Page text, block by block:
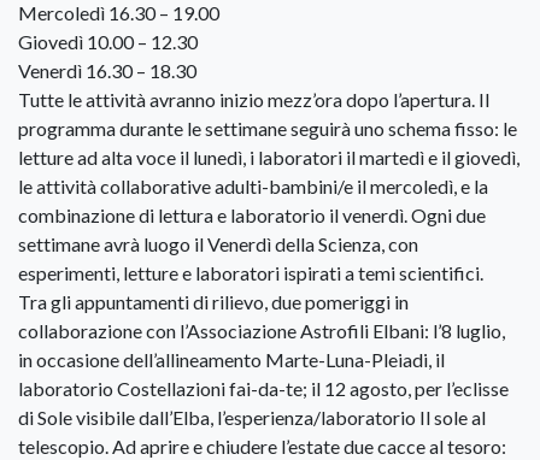
Mercoledì 16.30 – 19.00
Giovedì 10.00 – 12.30
Venerdì 16.30 – 18.30
Tutte le attività avranno inizio mezz’ora dopo l’apertura. Il
programma durante le settimane seguirà uno schema fisso: le
letture ad alta voce il lunedì, i laboratori il martedì e il giovedì,
le attività collaborative adulti-bambini/e il mercoledì, e la
combinazione di lettura e laboratorio il venerdì. Ogni due
settimane avrà luogo il Venerdì della Scienza, con
esperimenti, letture e laboratori ispirati a temi scientifici.
Tra gli appuntamenti di rilievo, due pomeriggi in
collaborazione con l’Associazione Astrofili Elbani: l’8 luglio,
in occasione dell’allineamento Marte-Luna-Pleiadi, il
laboratorio Costellazioni fai-da-te; il 12 agosto, per l’eclisse
di Sole visibile dall’Elba, l’esperienza/laboratorio Il sole al
telescopio. Ad aprire e chiudere l’estate due cacce al tesoro: